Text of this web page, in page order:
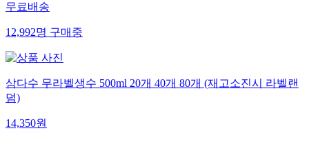
무료배송
12,992명 구매중
삼다수 무라벨생수 500ml 20개 40개 80개 (재고소진시 라벨랜
덤)
14,350원